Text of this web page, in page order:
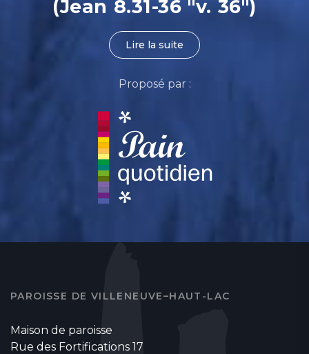
(Jean 8.31-36 "v. 36")
Lire la suite
Proposé par :
PAROISSE DE VILLENEUVE–HAUT-LAC
Maison de paroisse
Rue des Fortifications 17